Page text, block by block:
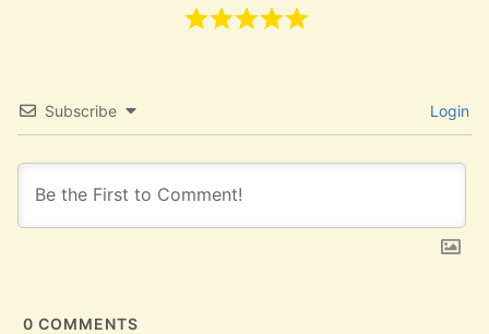
Subscribe Login
0 COMMENTS